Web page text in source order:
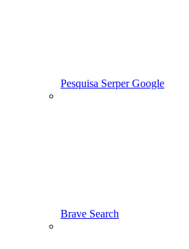
Pesquisa Serper Google
Brave Search